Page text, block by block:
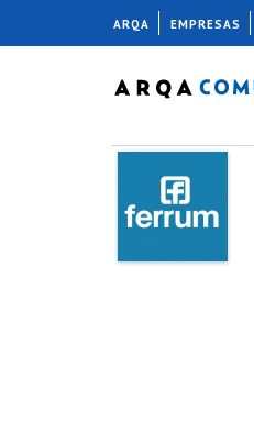
ARQA EMPRESAS